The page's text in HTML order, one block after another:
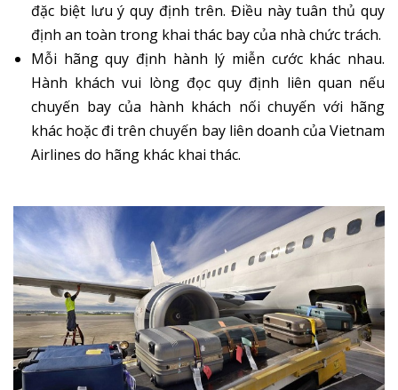
đặc biệt lưu ý quy định trên. Điều này tuân thủ quy
định an toàn trong khai thác bay của nhà chức trách.
Mỗi hãng quy định hành lý miễn cước khác nhau.
Hành khách vui lòng đọc quy định liên quan nếu
chuyến bay của hành khách nối chuyến với hãng
khác hoặc đi trên chuyến bay liên doanh của Vietnam
Airlines do hãng khác khai thác.